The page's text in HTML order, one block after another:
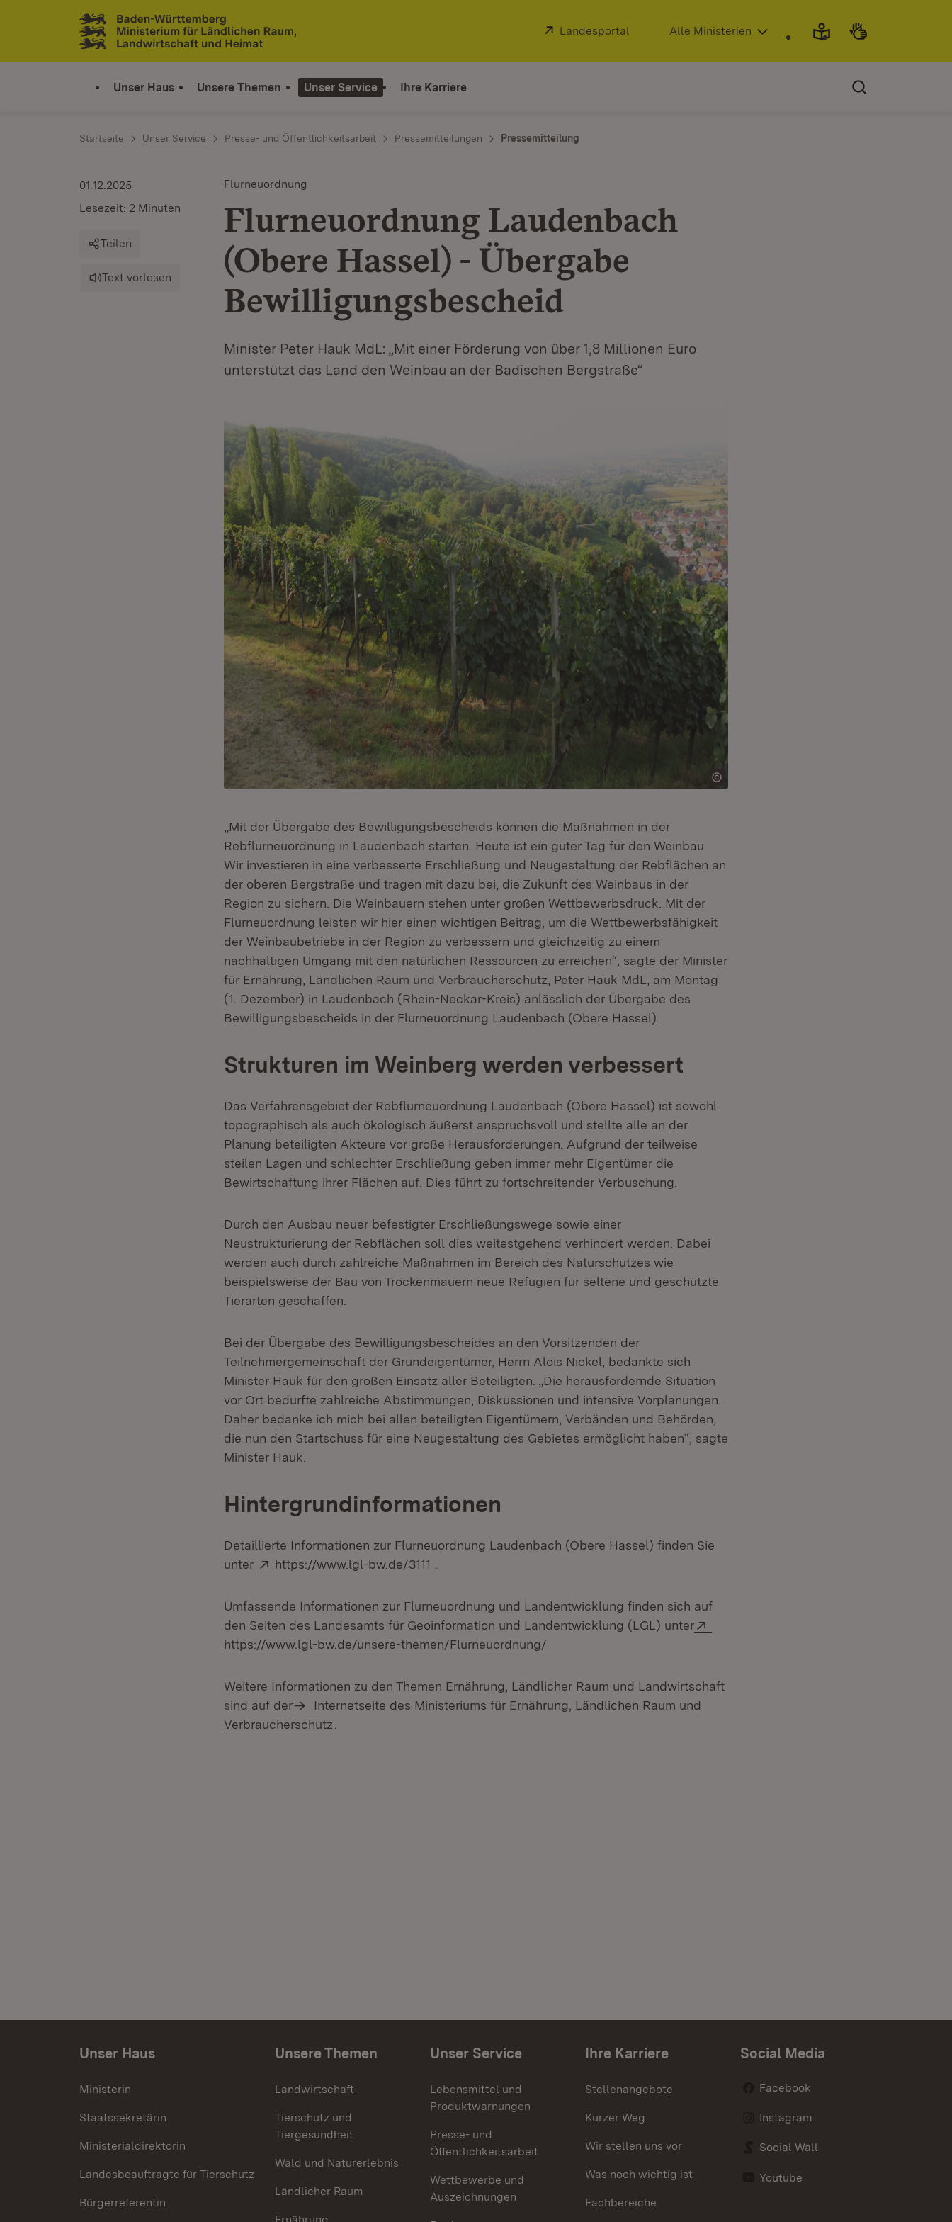
Zum Inhalt springen
Link zur Startseite
Extern:
Landesportal (Öffnet in neuem Fenster)
Alle Ministerien
Unser Haus Unsere Themen Unser Service Ihre Karriere
Startseite Unser Service Presse- und Öffentlichkeitsarbeit Pressemitteilungen Pressemitteilung
Flurneuordnung
Flurneuordnung Laudenbach
(Obere Hassel) - Übergabe
Bewilligungsbescheid
Minister Peter Hauk MdL: „Mit einer Förderung von über 1,8 Millionen Euro
unterstützt das Land den Weinbau an der Badischen Bergstraße“
01.12.2025
Lesezeit: 2 Minuten
Teilen
Text vorlesen
„Mit der Übergabe des Bewilligungsbescheids können die Maßnahmen in der
Rebflurneuordnung in Laudenbach starten. Heute ist ein guter Tag für den Weinbau.
Wir investieren in eine verbesserte Erschließung und Neugestaltung der Rebflächen an
der oberen Bergstraße und tragen mit dazu bei, die Zukunft des Weinbaus in der
Region zu sichern. Die Weinbauern stehen unter großen Wettbewerbsdruck. Mit der
Flurneuordnung leisten wir hier einen wichtigen Beitrag, um die Wettbewerbsfähigkeit
der Weinbaubetriebe in der Region zu verbessern und gleichzeitig zu einem
nachhaltigen Umgang mit den natürlichen Ressourcen zu erreichen“, sagte der Minister
für Ernährung, Ländlichen Raum und Verbraucherschutz, Peter Hauk MdL, am Montag
(1. Dezember) in Laudenbach (Rhein-Neckar-Kreis) anlässlich der Übergabe des
Bewilligungsbescheids in der Flurneuordnung Laudenbach (Obere Hassel).
Strukturen im Weinberg werden verbessert
Das Verfahrensgebiet der Rebflurneuordnung Laudenbach (Obere Hassel) ist sowohl
topographisch als auch ökologisch äußerst anspruchsvoll und stellte alle an der
Planung beteiligten Akteure vor große Herausforderungen. Aufgrund der teilweise
steilen Lagen und schlechter Erschließung geben immer mehr Eigentümer die
Bewirtschaftung ihrer Flächen auf. Dies führt zu fortschreitender Verbuschung.
Durch den Ausbau neuer befestigter Erschließungswege sowie einer
Neustrukturierung der Rebflächen soll dies weitestgehend verhindert werden. Dabei
werden auch durch zahlreiche Maßnahmen im Bereich des Naturschutzes wie
beispielsweise der Bau von Trockenmauern neue Refugien für seltene und geschützte
Tierarten geschaffen.
Bei der Übergabe des Bewilligungsbescheides an den Vorsitzenden der
Teilnehmergemeinschaft der Grundeigentümer, Herrn Alois Nickel, bedankte sich
Minister Hauk für den großen Einsatz aller Beteiligten. „Die herausfordernde Situation
vor Ort bedurfte zahlreiche Abstimmungen, Diskussionen und intensive Vorplanungen.
Daher bedanke ich mich bei allen beteiligten Eigentümern, Verbänden und Behörden,
die nun den Startschuss für eine Neugestaltung des Gebietes ermöglicht haben“, sagte
Minister Hauk.
Hintergrundinformationen
Detaillierte Informationen zur Flurneuordnung Laudenbach (Obere Hassel) finden Sie
unter
Extern:
https://www.lgl-bw.de/3111
Umfassende Informationen zur Flurneuordnung und Landentwicklung finden sich auf
den Seiten des Landesamts für Geoinformation und Landentwicklung (LGL) unter
https://www.lgl-bw.de/unsere-themen/Flurneuordnung/
Weitere Informationen zu den Themen Ernährung, Ländlicher Raum und Landwirtschaft
sind auf der
Internetseite des Ministeriums für Ernährung, Ländlichen Raum und
Verbraucherschutz
Unser Haus
Ministerin
Staatssekretärin
Ministerialdirektorin
Landesbeauftragte für Tierschutz
Bürgerreferentin
Unsere Themen
Landwirtschaft
Tierschutz und
Tiergesundheit
Wald und Naturerlebnis
Ländlicher Raum
Unser Service
Lebensmittel und
Produktwarnungen
Presse- und
Öffentlichkeitsarbeit
Wettbewerbe und
Auszeichnungen
Ihre Karriere
Stellenangebote
Kurzer Weg
Wir stellen uns vor
Was noch wichtig ist
Fachbereiche
Social Media
Facebook
Instagram
Social Wall
Youtube